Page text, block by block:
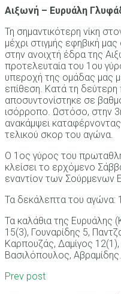
Αιξωνή – Ευρυάλη
Τη σημαντικότερη νίκη
μέχρι στιγμής εφηβική
στην ανοιχτή έδρα της
προτελευταία του 1ου
υπεροχή της ομάδας μας
επίθεση. Κατά τη
αποσυντονίστηκε σε
ισόρροπο. Ωστόσο, στην
ανακάμψει
τελικού σκορ του αγώνα.
Ο 1ος γύρος του
κλείσει το ερχόμενο
εναντίον των Σούρμενων
Τα δεκάλεπτα του αγώνα:
Τα καλάθια της Ευρυάλης
15(3), Γουναρίδης 5,
Καρπουζάς, Δαμίγος
Βασιλόπουλος, Αβραμίδης.
Prev post